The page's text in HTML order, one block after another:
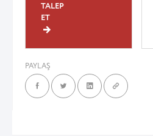
TALEP
ET
PAYLAŞ